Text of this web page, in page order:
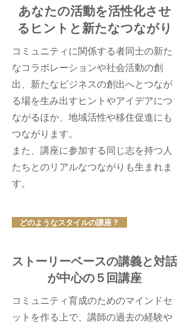
あなたの活動を活性化させ
るヒントと新たなつながり
コミュニティに関係する者同士の新た
なコラボレーションや社会活動の創
出、新たなビジネスの創出へとつなが
る場を生み出すヒントやアイデアにつ
ながるほか、地域活性や移住促進にも
つながります。
また、講座に参加する同じ志を持つ人
たちとのリアルなつながりも生まれま
す。
どのようなスタイルの講座？
ストーリーベースの講義と対話
が中心の５回講座
コミュニティ育成のためのマインドセ
ットを作る上で、講師の過去の経験や